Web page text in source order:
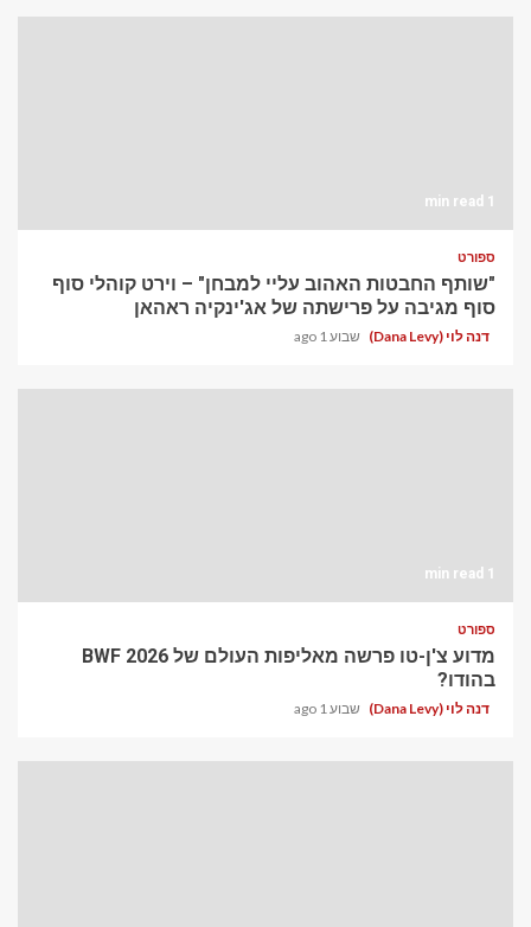
1 min read
ספורט
"שותף החבטות האהוב עליי למבחן" – וירט קוהלי סוף
סוף מגיבה על פרישתה של אג'ינקיה ראהאן
דנה לוי (Dana Levy) שבוע 1 ago
1 min read
ספורט
מדוע צ'ן-טו פרשה מאליפות העולם של BWF 2026
בהודו?
דנה לוי (Dana Levy) שבוע 1 ago